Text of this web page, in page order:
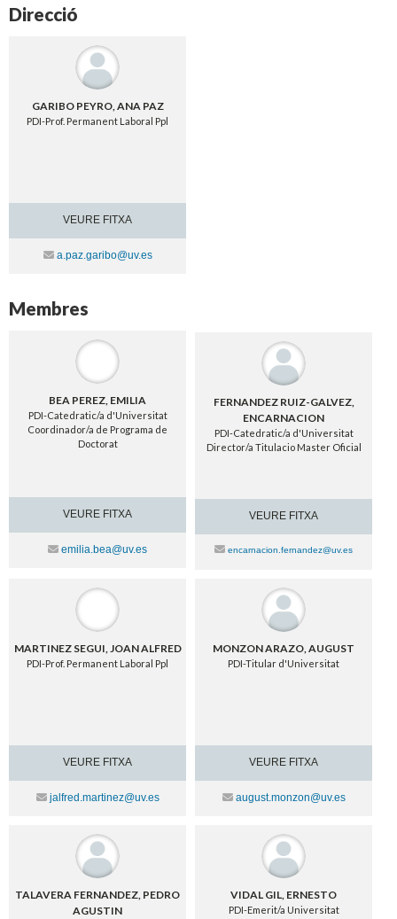
Direcció
GARIBO PEYRO, ANA PAZ
PDI-Prof. Permanent Laboral Ppl
VEURE FITXA
Contacte
a.paz.garibo@uv.es
Membres
BEA PEREZ, EMILIA
PDI-Catedratic/a d'Universitat
Coordinador/a de Programa de
Doctorat
VEURE FITXA
Contacte
emilia.bea@uv.es
FERNANDEZ RUIZ-GALVEZ,
ENCARNACION
PDI-Catedratic/a d'Universitat
Director/a Titulacio Master Oficial
VEURE FITXA
Contacte
encarnacion.fernandez@uv.es
MARTINEZ SEGUI, JOAN ALFRED
PDI-Prof. Permanent Laboral Ppl
VEURE FITXA
Contacte
jalfred.martinez@uv.es
MONZON ARAZO, AUGUST
PDI-Titular d'Universitat
VEURE FITXA
Contacte
august.monzon@uv.es
TALAVERA FERNANDEZ, PEDRO
AGUSTIN
VIDAL GIL, ERNESTO
PDI-Emerit/a Universitat